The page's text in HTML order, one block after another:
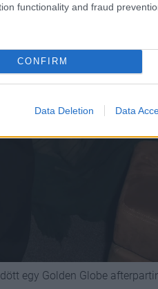
functionality and fraud
CONFIRM
Data Deletion Data
egy Golden Globe